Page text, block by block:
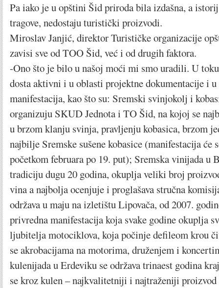
Pa iako je u opštini Šid priroda bila izdašna, a
tragove, nedostaju turistički proizvodi.
Miroslav Janjić, direktor Turističke organizacije
zavisi sve od TOO Šid, već i od drugih faktora.
-Ono što je bilo u našoj moći mi smo uradili. U
dosta aktivni i u oblasti projektne dokumentacije i
manifestacija, kao što su: Sremski svinjokolj i
organizuju SKUD Jednota i TO Šid, na kojoj se
u brzom klanju svinja, pravljenju kobasica, brzom
najbilje Sremske sušene kobasice (manifestacija će
početkom februara po 19. put); Sremska vinijada u
tradiciju dugu 20 godina, okuplja veliki broj
vina a najbolja ocenjuje i proglašava stručna
održava u maju na izletištu Lipovača, od 2007.
privredna manifestacija koja svake godine okuplja
ljubitelja motociklova, koja počinje defileom krou
se akrobacijama na motorima, druženjem i
kulenijada u Erdeviku se održava trinaest godina
se kroz kulen – najkvalitetniji i najtraženiji proizvod